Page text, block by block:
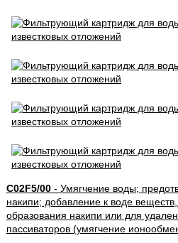
C02F5/00- Умягчение воды;
накипи; добавление к воде
образования накипи или для
пассиваторов (умягчение